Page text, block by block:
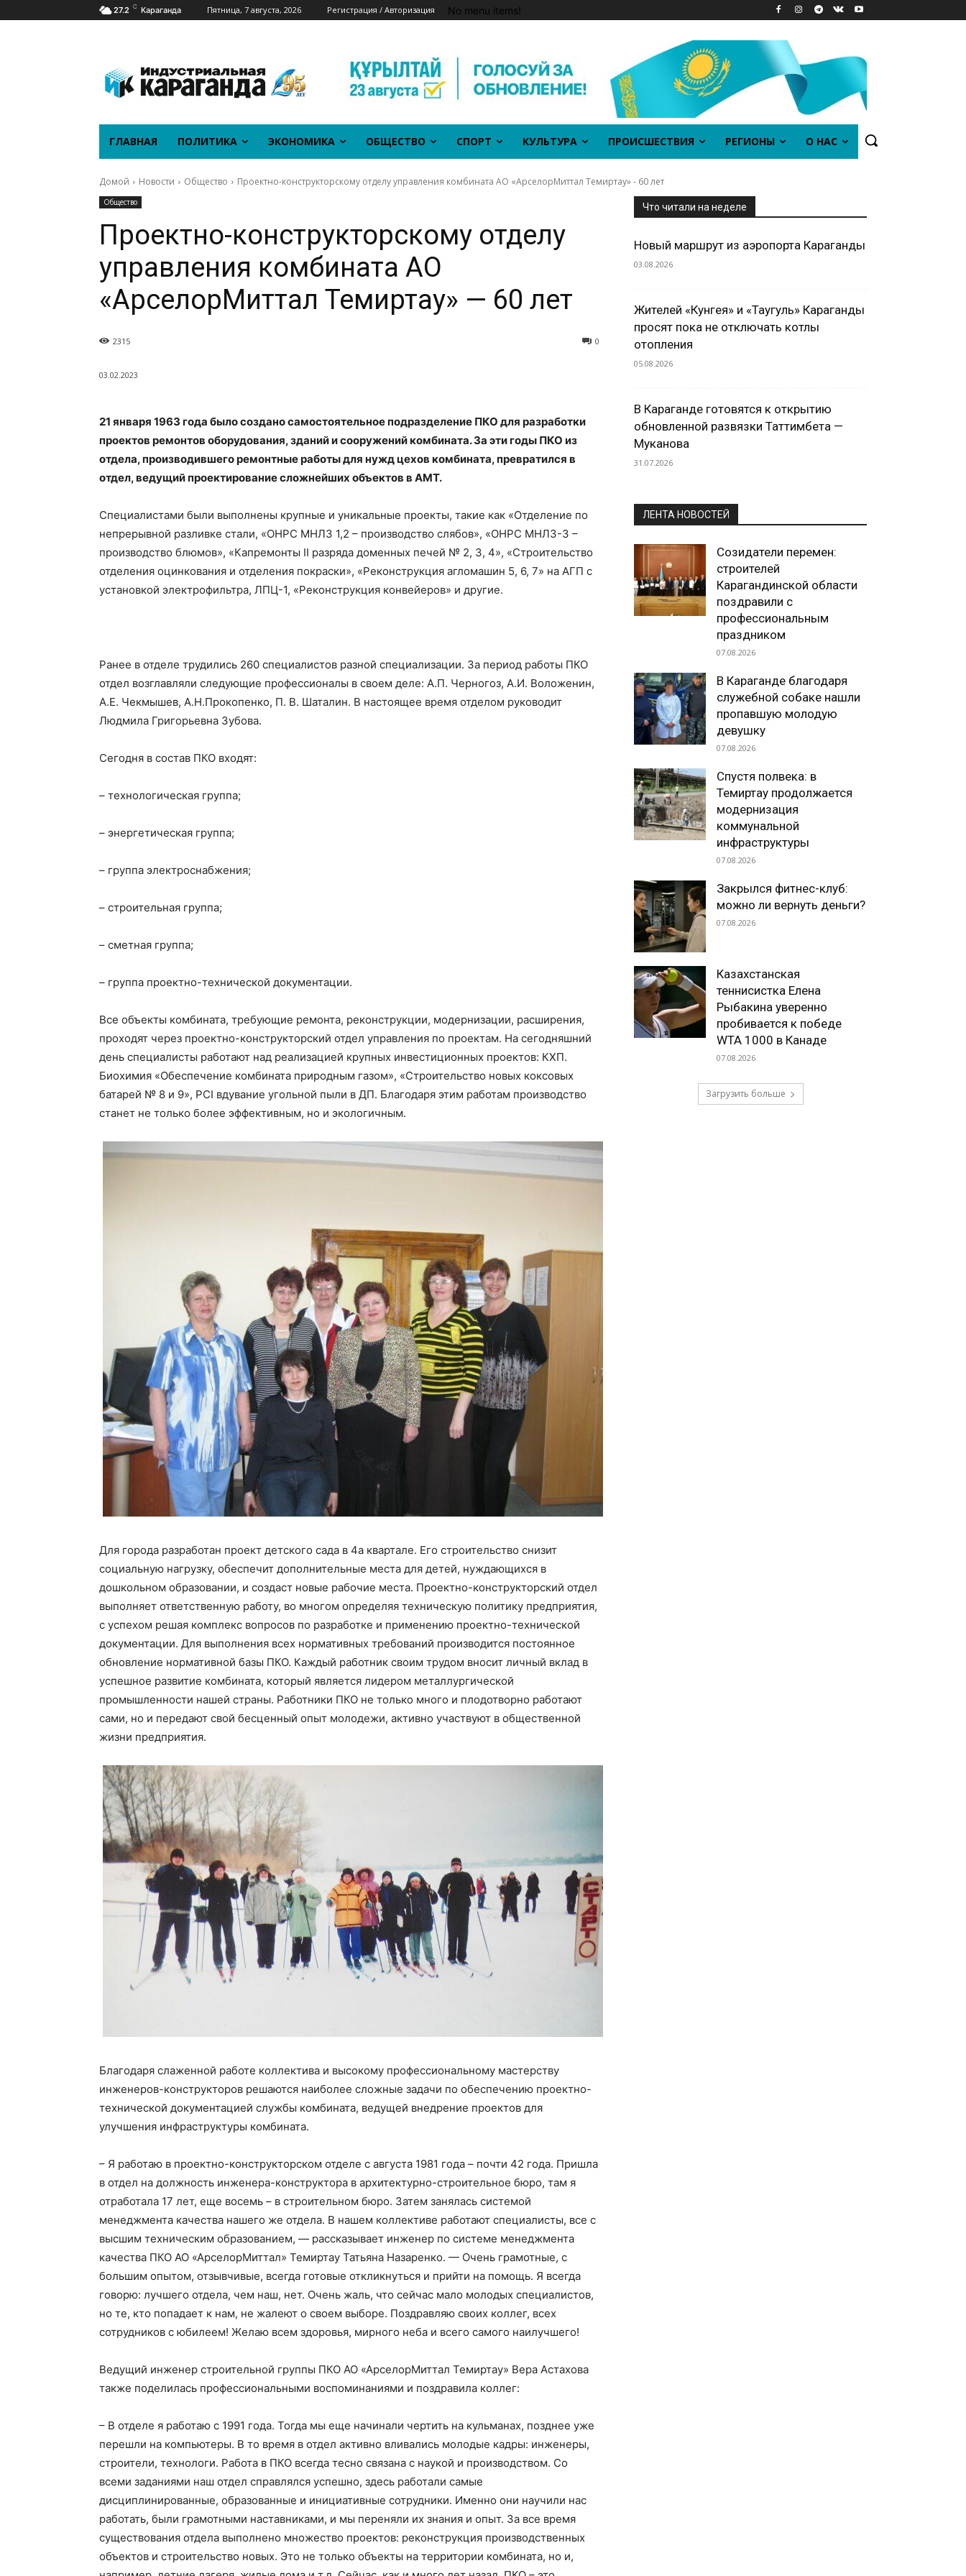
27.2 C Караганда Пятница, 7 августа, 2026 Регистрация / Авторизация No menu items!
ГЛАВНАЯ ПОЛИТИКА ЭКОНОМИКА ОБЩЕСТВО СПОРТ КУЛЬТУРА ПРОИСШЕСТВИЯ РЕГИОНЫ О НАС
Домой Новости Общество Проектно-конструкторскому отделу управления комбината АО «АрселорМиттал Темиртау» - 60 лет
Общество
Проектно-конструкторскому отделу
управления комбината АО
«АрселорМиттал Темиртау» — 60 лет
0
2315
03.02.2023
21 января 1963 года было создано самостоятельное подразделение ПКО для разработки
проектов ремонтов оборудования, зданий и сооружений комбината. За эти годы ПКО из
отдела, производившего ремонтные работы для нужд цехов комбината, превратился в
отдел, ведущий проектирование сложнейших объектов в АМТ.
Специалистами были выполнены крупные и уникальные проекты, такие как «Отделение по
непрерывной разливке стали, «ОНРС МНЛЗ 1,2 – производство слябов», «ОНРС МНЛЗ-3 –
производство блюмов», «Капремонты II разряда доменных печей № 2, 3, 4», «Строительство
отделения оцинкования и отделения покраски», «Реконструкция агломашин 5, 6, 7» на АГП с
установкой электрофильтра, ЛПЦ-1, «Реконструкция конвейеров» и другие.
Ранее в отделе трудились 260 специалистов разной специализации. За период работы ПКО
отдел возглавляли следующие профессионалы в своем деле: А.П. Черногоз, А.И. Воложенин,
А.Е. Чекмышев, А.Н.Прокопенко, П. В. Шаталин. В настоящее время отделом руководит
Людмила Григорьевна Зубова.
Сегодня в состав ПКО входят:
– технологическая группа;
– энергетическая группа;
– группа электроснабжения;
– строительная группа;
– сметная группа;
– группа проектно-технической документации.
Все объекты комбината, требующие ремонта, реконструкции, модернизации, расширения,
проходят через проектно-конструкторский отдел управления по проектам. На сегодняшний
день специалисты работают над реализацией крупных инвестиционных проектов: КХП.
Биохимия «Обеспечение комбината природным газом», «Строительство новых коксовых
батарей № 8 и 9», PCI вдувание угольной пыли в ДП. Благодаря этим работам производство
станет не только более эффективным, но и экологичным.
Для города разработан проект детского сада в 4а квартале. Его строительство снизит
социальную нагрузку, обеспечит дополнительные места для детей, нуждающихся в
дошкольном образовании, и создаст новые рабочие места. Проектно-конструкторский отдел
выполняет ответственную работу, во многом определяя техническую политику предприятия,
с успехом решая комплекс вопросов по разработке и применению проектно-технической
документации. Для выполнения всех нормативных требований производится постоянное
обновление нормативной базы ПКО. Каждый работник своим трудом вносит личный вклад в
успешное развитие комбината, который является лидером металлургической
промышленности нашей страны. Работники ПКО не только много и плодотворно работают
сами, но и передают свой бесценный опыт молодежи, активно участвуют в общественной
жизни предприятия.
Благодаря слаженной работе коллектива и высокому профессиональному мастерству
инженеров-конструкторов решаются наиболее сложные задачи по обеспечению проектно-
технической документацией службы комбината, ведущей внедрение проектов для
улучшения инфраструктуры комбината.
– Я работаю в проектно-конструкторском отделе с августа 1981 года – почти 42 года. Пришла
в отдел на должность инженера-конструктора в архитектурно-строительное бюро, там я
отработала 17 лет, еще восемь – в строительном бюро. Затем занялась системой
менеджмента качества нашего же отдела. В нашем коллективе работают специалисты, все с
высшим техническим образованием, — рассказывает инженер по системе менеджмента
качества ПКО АО «АрселорМиттал» Темиртау Татьяна Назаренко. — Очень грамотные, с
большим опытом, отзывчивые, всегда готовые откликнуться и прийти на помощь. Я всегда
говорю: лучшего отдела, чем наш, нет. Очень жаль, что сейчас мало молодых специалистов,
но те, кто попадает к нам, не жалеют о своем выборе. Поздравляю своих коллег, всех
сотрудников с юбилеем! Желаю всем здоровья, мирного неба и всего самого наилучшего!
Ведущий инженер строительной группы ПКО АО «АрселорМиттал Темиртау» Вера Астахова
также поделилась профессиональными воспоминаниями и поздравила коллег:
– В отделе я работаю с 1991 года. Тогда мы еще начинали чертить на кульманах, позднее уже
перешли на компьютеры. В то время в отдел активно вливались молодые кадры: инженеры,
строители, технологи. Работа в ПКО всегда тесно связана с наукой и производством. Со
всеми заданиями наш отдел справлялся успешно, здесь работали самые
дисциплинированные, образованные и инициативные сотрудники. Именно они научили нас
работать, были грамотными наставниками, и мы переняли их знания и опыт. За все время
существования отдела выполнено множество проектов: реконструкция производственных
объектов и строительство новых. Это не только объекты на территории комбината, но и,
Что читали на неделе
Новый маршрут из аэропорта Караганды
03.08.2026
Жителей «Кунгея» и «Таугуль» Караганды
просят пока не отключать котлы
отопления
05.08.2026
В Караганде готовятся к открытию
обновленной развязки Таттимбета —
Муканова
31.07.2026
ЛЕНТА НОВОСТЕЙ
Созидатели перемен:
строителей
Карагандинской области
поздравили с
профессиональным
праздником
07.08.2026
В Караганде благодаря
служебной собаке нашли
пропавшую молодую
девушку
07.08.2026
Спустя полвека: в
Темиртау продолжается
модернизация
коммунальной
инфраструктуры
07.08.2026
Закрылся фитнес-клуб:
можно ли вернуть деньги?
07.08.2026
Казахстанская
теннисистка Елена
Рыбакина уверенно
пробивается к победе
WTA 1000 в Канаде
07.08.2026
Загрузить больше